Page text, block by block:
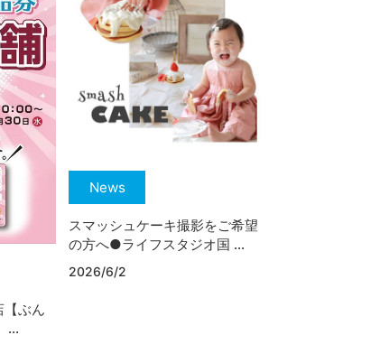
【ぶん
...
News
スマッシュケーキ撮影をご希望
の方へ●ライフスタジオ国 ...
2026/6/2